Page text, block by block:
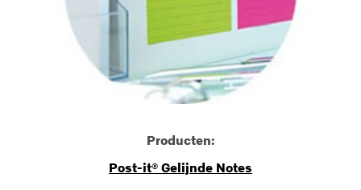
Producten:
Post-it® Gelijnde Notes